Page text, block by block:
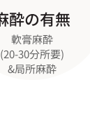
酔の有無
軟膏麻酔
(20-30分所要)
&局所麻酔